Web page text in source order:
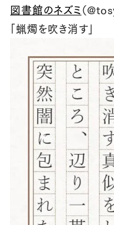
図書館のネズミ（
「蝋燭を吹き消す」